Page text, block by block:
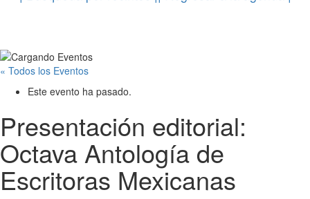
« Todos los Eventos
Este evento ha pasado.
Presentación editorial:
Octava Antología de
Escritoras Mexicanas